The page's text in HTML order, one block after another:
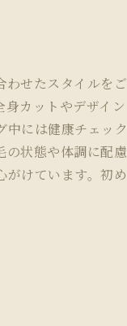
わせたスタイルをご
カットやデザイン
中には健康チェック
の状態や体調に配慮
がけています。初め